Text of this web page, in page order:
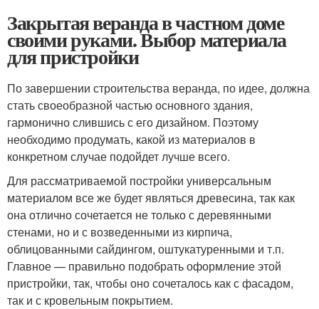
Закрытая веранда в частном доме
своими руками. Выбор материала
для пристройки
По завершении строительства веранда, по идее, должна
стать своеобразной частью основного здания,
гармонично слившись с его дизайном. Поэтому
необходимо продумать, какой из материалов в
конкретном случае подойдет лучше всего.
Для рассматриваемой постройки универсальным
материалом все же будет являться древесина, так как
она отлично сочетается не только с деревянными
стенами, но и с возведенными из кирпича,
облицованными сайдингом, оштукатуренными и т.п.
Главное — правильно подобрать оформление этой
пристройки, так, чтобы оно сочеталось как с фасадом,
так и с кровельным покрытием.